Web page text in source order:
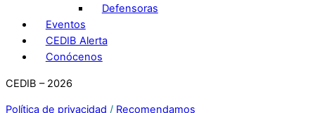
Defensoras
Eventos
CEDIB Alerta
Conócenos
CEDIB – 2026
Política de privacidad / Recomendamos